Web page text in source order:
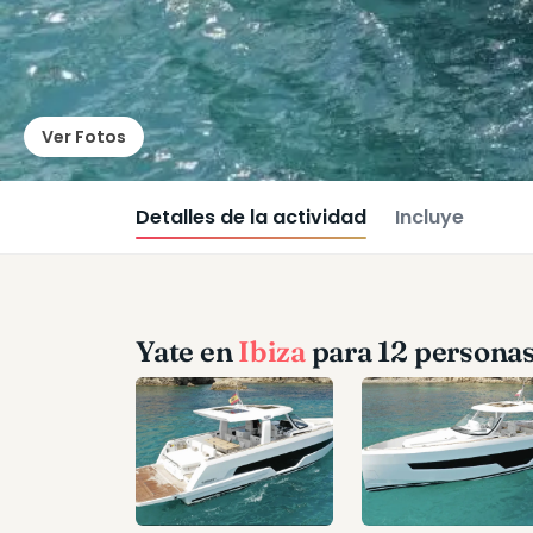
Ver Fotos
Detalles de la actividad Incluye
Yate enIbizapara 12